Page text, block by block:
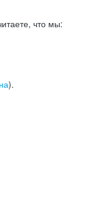
что мы:
).